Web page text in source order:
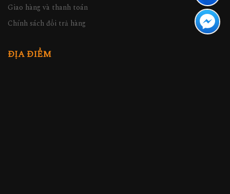
Giao hàng và thanh toán
Chính sách đổi trả hàng
ĐỊA ĐIỂM